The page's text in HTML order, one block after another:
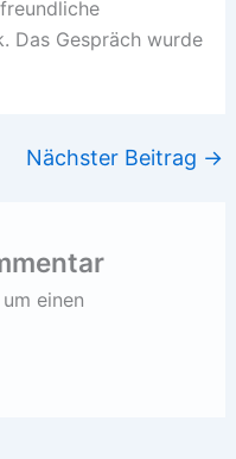
Das Gespräch wurde
Nächster Beitrag →
einen